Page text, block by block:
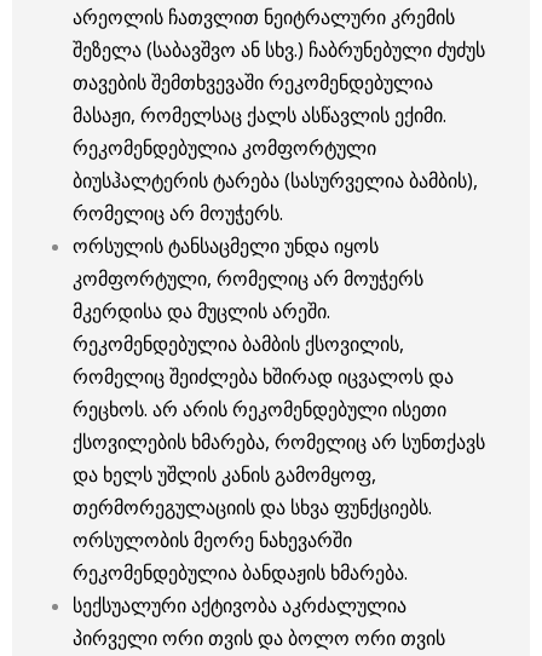
არეოლის ჩათვლით ნეიტრალური კრემის
შეზელა (საბავშვო ან სხვ.) ჩაბრუნებული ძუძუს
თავების შემთხვევაში რეკომენდებულია
მასაჟი, რომელსაც ქალს ასწავლის ექიმი.
რეკომენდებულია კომფორტული
ბიუსჰალტერის ტარება (სასურველია ბამბის),
რომელიც არ მოუჭერს.
ორსულის ტანსაცმელი უნდა იყოს
კომფორტული, რომელიც არ მოუჭერს
მკერდისა და მუცლის არეში.
რეკომენდებულია ბამბის ქსოვილის,
რომელიც შეიძლება ხშირად იცვალოს და
რეცხოს. არ არის რეკომენდებული ისეთი
ქსოვილების ხმარება, რომელიც არ სუნთქავს
და ხელს უშლის კანის გამომყოფ,
თერმორეგულაციის და სხვა ფუნქციებს.
ორსულობის მეორე ნახევარში
რეკომენდებულია ბანდაჟის ხმარება.
სექსუალური აქტივობა აკრძალულია
პირველი ორი თვის და ბოლო ორი თვის